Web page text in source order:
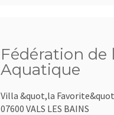
Fédération de
Aquatique
Villa &quot,la
07600 VALS LES BAINS